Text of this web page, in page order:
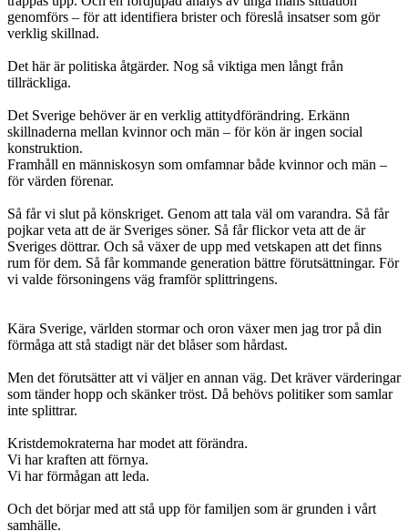
genomförs – för att identifiera brister och föreslå insatser som gör
verklig skillnad.
Det här är politiska åtgärder. Nog så viktiga men långt från
tillräckliga.
Det Sverige behöver är en verklig attitydförändring. Erkänn
skillnaderna mellan kvinnor och män – för kön är ingen social
konstruktion.
Framhåll en människosyn som omfamnar både kvinnor och män –
för värden förenar.
Så får vi slut på könskriget. Genom att tala väl om varandra. Så får
pojkar veta att de är Sveriges söner. Så får flickor veta att de är
Sveriges döttrar. Och så växer de upp med vetskapen att det finns
rum för dem. Så får kommande generation bättre förutsättningar. För
vi valde försoningens väg framför splittringens.
Kära Sverige, världen stormar och oron växer men jag tror på din
förmåga att stå stadigt när det blåser som hårdast.
Men det förutsätter att vi väljer en annan väg. Det kräver värderingar
som tänder hopp och skänker tröst. Då behövs politiker som samlar
inte splittrar.
Kristdemokraterna har modet att förändra.
Vi har kraften att förnya.
Vi har förmågan att leda.
Och det börjar med att stå upp för familjen som är grunden i vårt
samhälle.